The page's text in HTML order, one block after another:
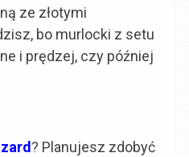
ze złotymi
bo murlocki z setu
i prędzej, czy później
? Planujesz zdobyć